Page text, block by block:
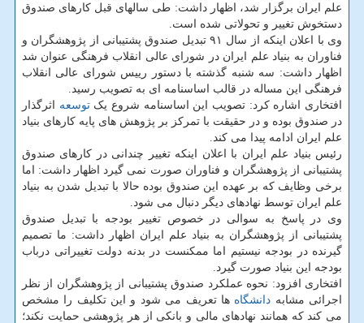
علم ایران برگزار شد، اظهار داشت: طی سالهای قبل کارهای صندوق
دستخوش تغییر و تحولاتی شده است.
وی با اعلان اینکه از سال ۹۱ تبدیل صندوق پشتیبانی از پژوهشگران و
فناوران به بنیاد علم ایران در شورای عالی انقلاب فرهنگی عنوان شد
اظهار داشت: سه شنبه گذشته با دستور رییس شورای عالی انقلاب
فرهنگی این مساله در قالب اساسنامه ای به تصویب رسید.
افتخاری اشاره کرد: تصویب این اساسنامه شروع یکتوسعه اثرگذار
در صندوق بوده و در حقیقت با تمرکز بر پژوهش های پایه کارهای بنیاد
علم ایران ادامه پیدا می کند.
رئیس بنیاد علم ایران با اعلان اینکه تغییر چندانی در کارهای صندوق
پشتیبانی از پژوهشگران و فناوران صورت نمی گیرد اظهار داشت: اما
برخی وظایف که بر عهده این صندوق بوده حالا با تبدیل شدن به بنیاد
علم ایران توسط نهادهای دیگر دنبال می شود.
وی در پاسخ به سوالی در خصوص تغییر بودجه با تبدیل صندوق
پشتیبانی از پژوهشگران به بنیاد علم ایران اظهار داشت: ما تصمیم
گیرنده در بودجه نیستیم اما ممکنست در بدنه دولت تغییراتی درباب
بودجه این بنیاد صورت گیرد.
افتخاری افزود: نحوه عملکرد صندوق پشتیبانی از پژوهشگران از نظر
اجرائی مشابه دانشگاه ها تعریف می شود و این تکلیف را مشخص
می کند که همانند نهادهای مالی و بانکی از هر پژوهشی حمایت نکند؛